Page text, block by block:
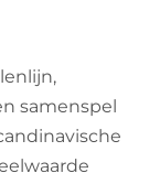
samenspel